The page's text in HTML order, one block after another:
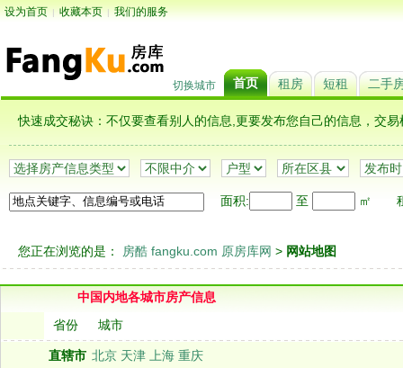
设为首页 | 收藏本页 | 我们的服务
切换城市 首页 租房 短租 二手
快速成交秘诀：不仅要查看别人的信息,更要发布您自己的信息，
面积: 至 ㎡
您正在浏览的是： 房酷 fangku.com 原房库网 > 网站地图
中国内地各城市房产信息
省份
城市
直辖市 北京 天津 上海 重庆